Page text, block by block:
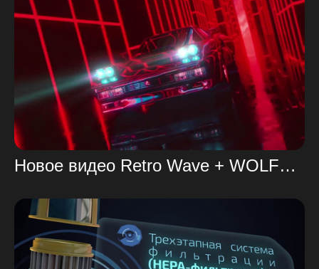
Новое видео Retro Wave + WOLFCLUB Just Drive Kalax Remix